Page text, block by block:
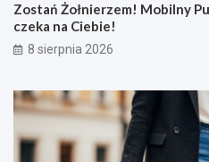
Zostań Żołnierzem! Mobilny
czeka na Ciebie!
8 sierpnia 2026